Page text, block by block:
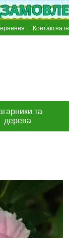
Контактна
та
дерева